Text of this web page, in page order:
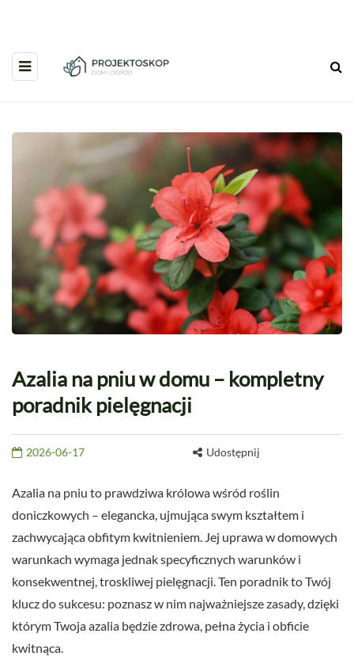
Azalia na pniu w domu – kompletny
poradnik pielęgnacji
2026-06-17 Udostępnij
Azalia na pniu to prawdziwa królowa wśród roślin
doniczkowych – elegancka, ujmująca swym kształtem i
zachwycająca obfitym kwitnieniem. Jej uprawa w domowych
warunkach wymaga jednak specyficznych warunków i
konsekwentnej, troskliwej pielęgnacji. Ten poradnik to Twój
klucz do sukcesu: poznasz w nim najważniejsze zasady, dzięki
którym Twoja azalia będzie zdrowa, pełna życia i obficie
kwitnąca.